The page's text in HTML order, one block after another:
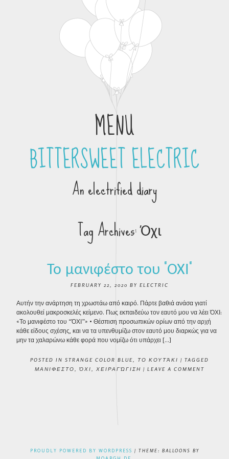
MENU
Skip to contentBITTERSWEET ELECTRIC
An electrified diary
Tag Archives:Όχι
Το μανιφέστο του “ΌΧΙ”
FEBRUARY 22, 2020 BY ELECTRIC
Αυτήν την ανάρτηση τη χρωστάω από καιρό. Πάρτε βαθιά ανάσα γιατί
ακολουθεί μακροσκελές κείμενο. Πως εκπαιδεύω τον εαυτό μου να λέει ΌΧΙ:
«Το μανιφέστο του “ΌΧΙ”» • Θέσπιση προσωπικών ορίων από την αρχή
κάθε είδους σχέσης, και να τα υπενθυμίζω στον εαυτό μου διαρκώς για να
μην τα χαλαρώνω κάθε φορά που νομίζω ότι υπάρχει […]
POSTED IN STRANGE COLOR BLUE ΤΟ ΚΟΥΤΆΚΙ | TAGGED
ΜΑΝΙΦΕΣΤΟ
ΌΧΙ ΧΕΙΡΑΓΏΓΙΣΗ | LEAVE A COMMENT
POST NAVIGATION
PROUDLY POWERED BY WORDPRESS | THEME: BALLOONS BY